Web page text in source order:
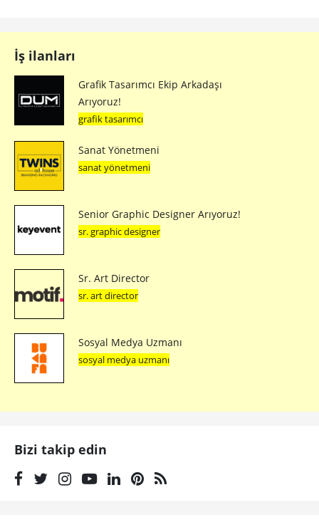
İş ilanları
Grafik Tasarımcı Ekip Arkadaşı
Arıyoruz!
grafik tasarımcı
Sanat Yönetmeni
sanat yönetmeni
Senior Graphic Designer Arıyoruz!
sr. graphic designer
Sr. Art Director
sr. art director
Sosyal Medya Uzmanı
sosyal medya uzmanı
Bizi takip edin